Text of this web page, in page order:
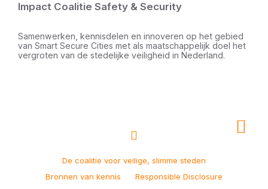
Impact Coalitie Safety & Security
Samenwerken, kennisdelen en innoveren op het gebied
van Smart Secure Cities met als maatschappelijk doel het
vergroten van de stedelijke veiligheid in Nederland.
De coalitie voor veilige, slimme steden
Bronnen van kennis
Responsible Disclosure